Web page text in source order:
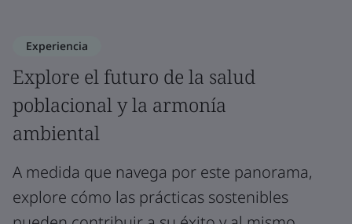
Experiencia
Explore el futuro de la salud
poblacional y la armonía
ambiental
A medida que navega por este panorama,
explore cómo las prácticas sostenibles